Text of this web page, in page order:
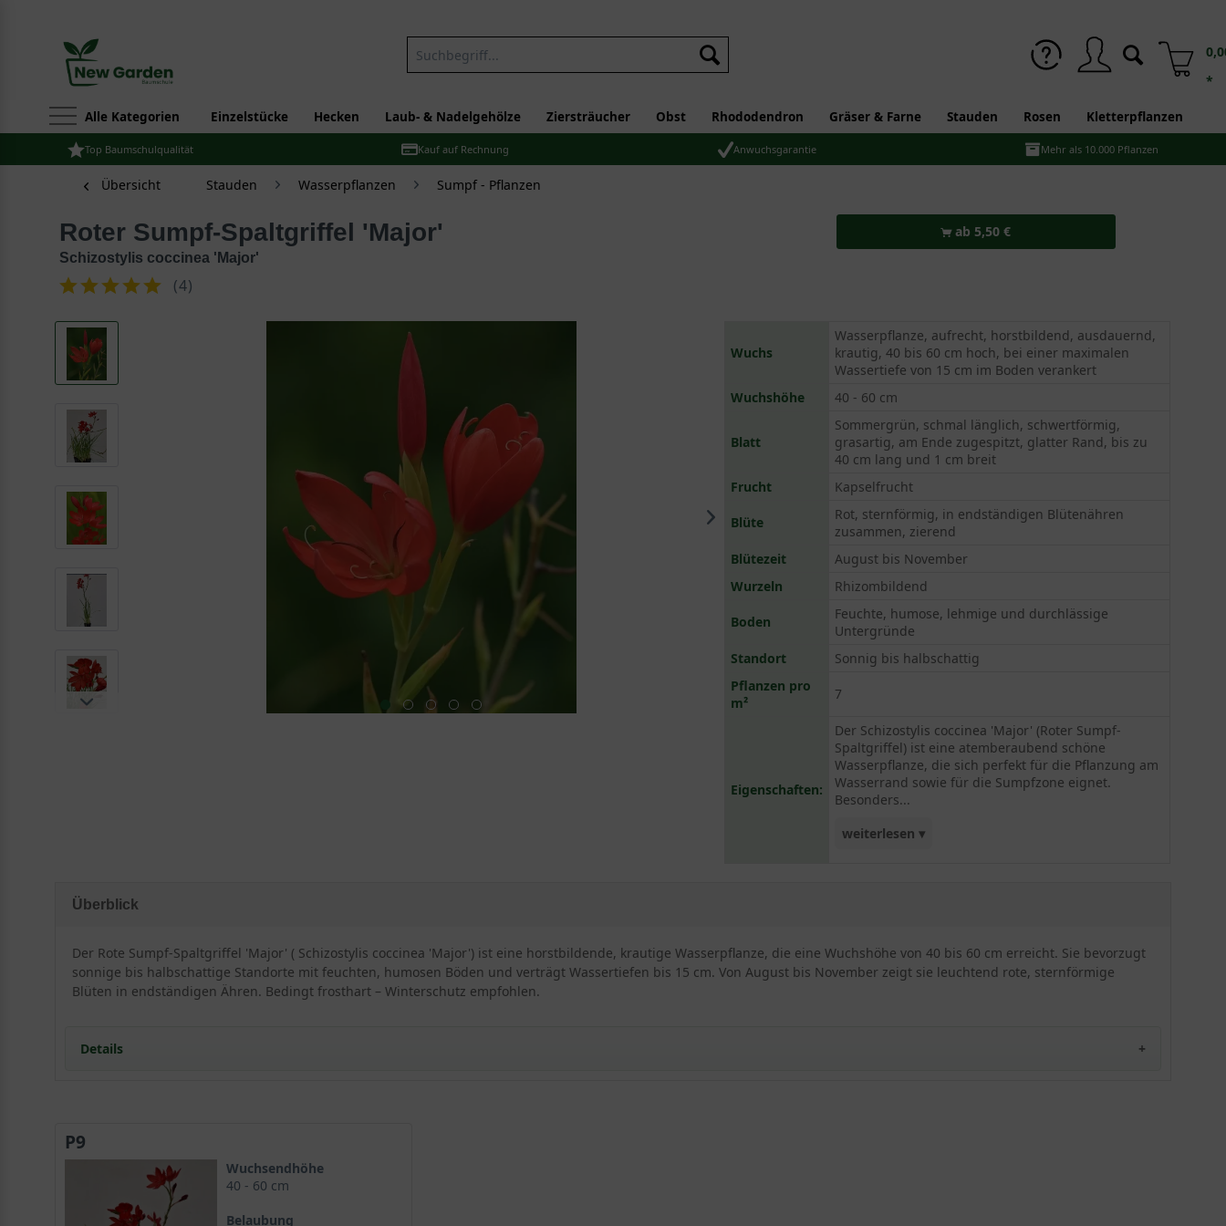
*
Alle Kategorien Einzelstücke Hecken Laub- & Nadelgehölze Ziersträucher Obst Rhododendron Gräser & Farne Stauden Rosen Kletterpflanzen
Top Baumschulqualität Kauf auf Rechnung Anwuchsgarantie Mehr als 10.000 Pflanzen
Übersicht Stauden Wasserpflanzen Sumpf - Pflanzen
Roter Sumpf-Spaltgriffel 'Major'
Schizostylis coccinea 'Major'
(4)
ab 5,50 €
Wuchs
Wasserpflanze, aufrecht, horstbildend, ausdauernd,
krautig, 40 bis 60 cm hoch, bei einer maximalen
Wassertiefe von 15 cm im Boden verankert
Wuchshöhe
40 - 60 cm
Blatt
Sommergrün, schmal länglich, schwertförmig,
grasartig, am Ende zugespitzt, glatter Rand, bis zu
40 cm lang und 1 cm breit
Frucht
Kapselfrucht
Blüte
Rot, sternförmig, in endständigen Blütenähren
zusammen, zierend
Blütezeit
August bis November
Wurzeln
Rhizombildend
Boden
Feuchte, humose, lehmige und durchlässige
Untergründe
Standort
Sonnig bis halbschattig
Pflanzen pro
m²
7
Eigenschaften:
Der Schizostylis coccinea 'Major' (Roter Sumpf-
Spaltgriffel) ist eine atemberaubend schöne
Wasserpflanze, die sich perfekt für die Pflanzung am
Wasserrand sowie für die Sumpfzone eignet.
Besonders...
weiterlesen ▾
bedingt frosthart ist, sollten Sie von einem
Winterschutz Gebrauch machen. Wir empfehlen
Ihnen maximal sieben Pflanzen pro Quadratmeter
Überblick
Der Rote Sumpf-Spaltgriffel 'Major' ( Schizostylis coccinea 'Major') ist eine horstbildende, krautige Wasserpflanze, die eine Wuchshöhe von 40 bis 60 cm erreicht. Sie bevorzugt
sonnige bis halbschattige Standorte mit feuchten, humosen Böden und verträgt Wassertiefen bis 15 cm. Von August bis November zeigt sie leuchtend rote, sternförmige
Blüten in endständigen Ähren. Bedingt frosthart – Winterschutz empfohlen.
Details
Habitus und Aussehen
Ideale Standortbedingungen
Licht und Exposition
Bodenansprüche für Schizostylis coccinea 'Major'
P9
Wuchsendhöhe
40 - 60 cm
Belaubung